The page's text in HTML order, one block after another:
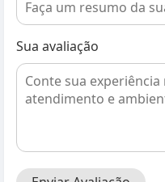
Sua avaliação